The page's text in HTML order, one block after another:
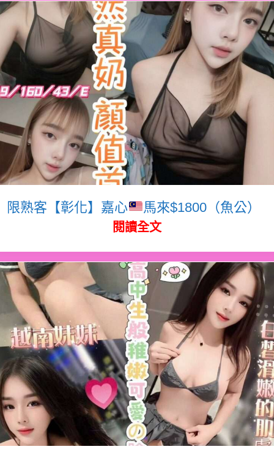
限熟客【彰化】嘉心 馬來$1800（魚公）
閱讀全文